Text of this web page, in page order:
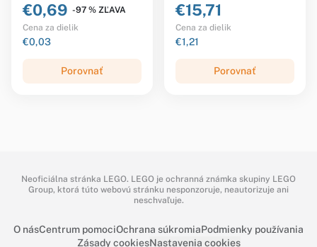
€0,69 -97 % ZĽAVA
Cena za dielik
€0,03
Porovnať
€15,71
Cena za dielik
€1,21
Porovnať
Neoficiálna stránka LEGO. LEGO je ochranná známka skupiny LEGO
Group, ktorá túto webovú stránku nesponzoruje, neautorizuje ani
neschvaľuje.
O násCentrum pomociOchrana súkromiaPodmienky používania
Zásady cookiesNastavenia cookies